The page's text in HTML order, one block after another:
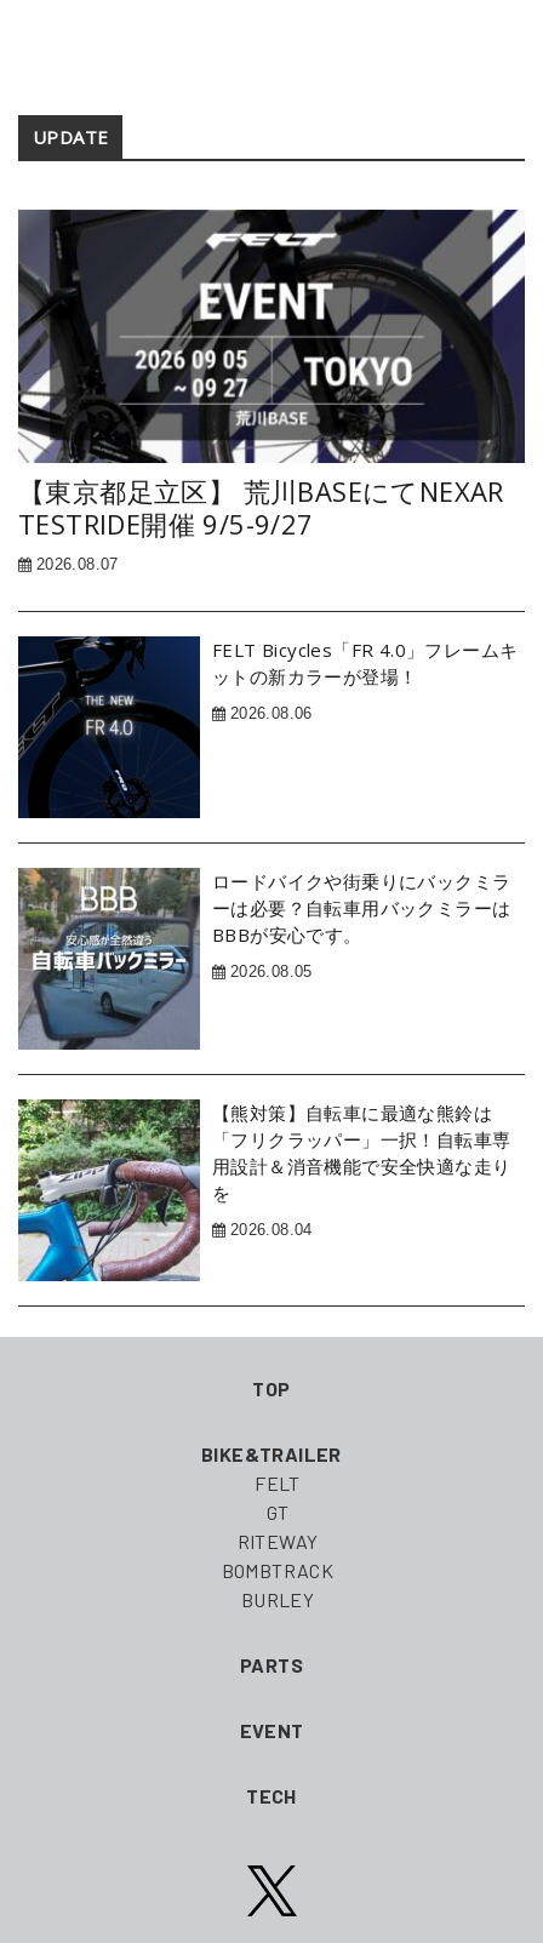
Secondary
UPDATE
【東京都足立区】 荒川BASEにてNEXAR
TESTRIDE開催 9/5-9/27
2026.08.07
FELT Bicycles「FR 4.0」フレームキ
ットの新カラーが登場！
2026.08.06
ロードバイクや街乗りにバックミラ
ーは必要？自転車用バックミラーは
BBBが安心です。
2026.08.05
【熊対策】自転車に最適な熊鈴は
「フリクラッパー」一択！自転車専
用設計＆消音機能で安全快適な走り
を
2026.08.04
TOP
BIKE&TRAILER
FELT
GT
RITEWAY
BOMBTRACK
BURLEY
PARTS
EVENT
TECH